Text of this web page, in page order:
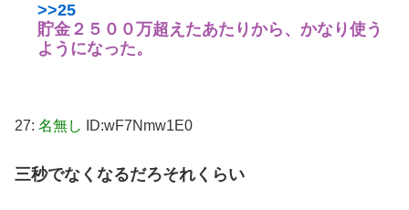
>>25
貯金２５００万超えたあたりから、かなり使う
ようになった。
27: 名無し ID:wF7Nmw1E0
三秒でなくなるだろそれくらい